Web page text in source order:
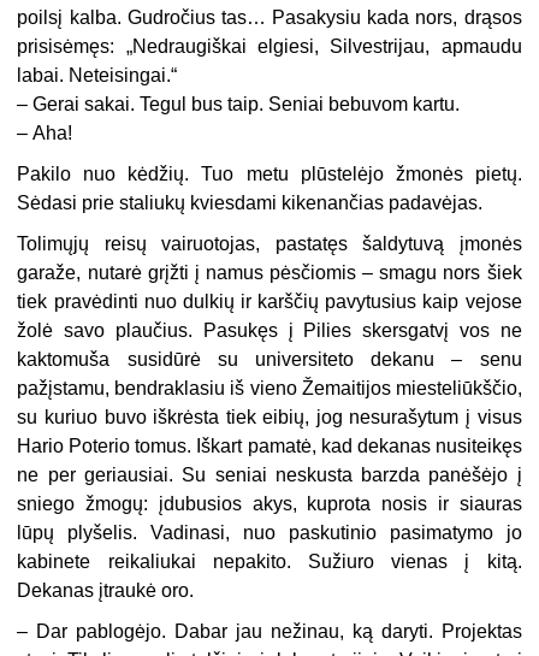
poilsį kalba. Gudročius tas… Pasakysiu kada nors, drąsos
prisisėmęs: „Nedraugiškai elgiesi, Silvestrijau, apmaudu
labai. Neteisingai.“
–Gerai sakai. Tegul bus taip. Seniai bebuvom kartu.
–Aha!
Pakilo nuo kėdžių. Tuo metu plūstelėjo žmonės pietų.
Sėdasi prie staliukų kviesdami kikenančias padavėjas.
Tolimųjų reisų vairuotojas, pastatęs šaldytuvą įmonės
garaže, nutarė grįžti į namus pėsčiomis – smagu nors šiek
tiek pravėdinti nuo dulkių ir karščių pavytusius kaip vejose
žolė savo plaučius. Pasukęs į Pilies skersgatvį vos ne
kaktomuša susidūrė su universiteto dekanu – senu
pažįstamu, bendraklasiu iš vieno Žemaitijos miesteliūkščio,
su kuriuo buvo iškrėsta tiek eibių, jog nesurašytum į visus
Hario Poterio tomus. Iškart pamatė, kad dekanas nusiteikęs
ne per geriausiai. Su seniai neskusta barzda panėšėjo į
sniego žmogų: įdubusios akys, kuprota nosis ir siauras
lūpų plyšelis. Vadinasi, nuo paskutinio pasimatymo jo
kabinete reikaliukai nepakito. Sužiuro vienas į kitą.
Dekanas įtraukė oro.
– Dar pablogėjo. Dabar jau nežinau, ką daryti. Projektas